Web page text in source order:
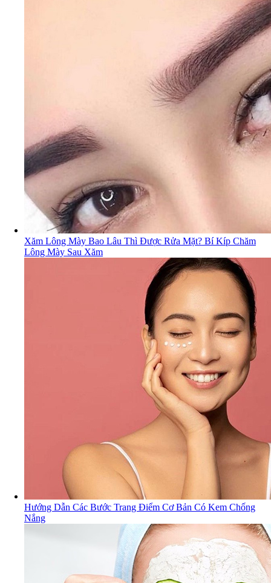
Xăm Lông Mày Bao Lâu Thì Được Rửa Mặt? Bí Kíp Chăm
Lông Mày Sau Xăm
Hướng Dẫn Các Bước Trang Điểm Cơ Bản Có Kem Chống
Nắng